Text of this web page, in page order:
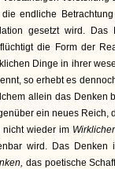
endliche
gesetzt wird.
die Form der
Dinge in ihrer
so erhebt es
allein das Denken
ein neues Reich,
nicht wieder im
wird. Das Denken
das poetische